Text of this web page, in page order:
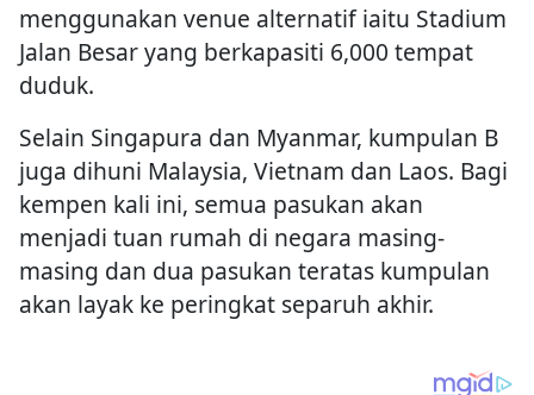
menggunakan venue alternatif iaitu Stadium
Jalan Besar yang berkapasiti 6,000 tempat
duduk.
Selain Singapura dan Myanmar, kumpulan B
juga dihuni Malaysia, Vietnam dan Laos. Bagi
kempen kali ini, semua pasukan akan
menjadi tuan rumah di negara masing-
masing dan dua pasukan teratas kumpulan
akan layak ke peringkat separuh akhir.